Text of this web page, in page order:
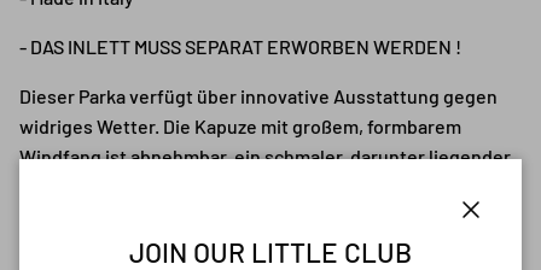
- DAS INLETT MUSS SEPARAT ERWORBEN WERDEN !
Dieser Parka verfügt über innovative Ausstattung gegen
widriges Wetter. Die Kapuze mit großem, formbarem
Windfang ist abnehmbar, ein schmaler, darunter liegender
dienen als Verschluss an Einschubtaschen, verdecken als
Leiste den Reißverschluss oder machen aus einem kleinen
JOIN OUR LITTLE CLUB